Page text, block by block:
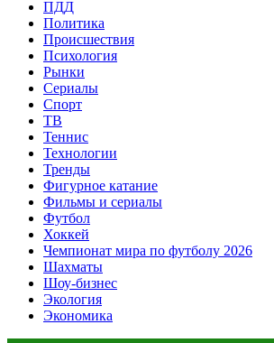
ПДД
Политика
Происшествия
Психология
Рынки
Сериалы
Спорт
ТВ
Теннис
Технологии
Тренды
Фигурное катание
Фильмы и сериалы
Футбол
Хоккей
Чемпионат мира по футболу 2026
Шахматы
Шоу-бизнес
Экология
Экономика